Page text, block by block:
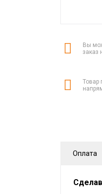
Вы
заказ
Товар
Оплата